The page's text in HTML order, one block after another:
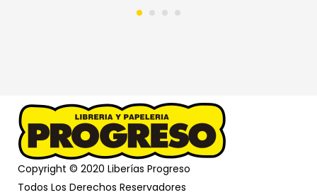
Copyright © 2020 Liberías Progreso
Todos Los Derechos Reservadores